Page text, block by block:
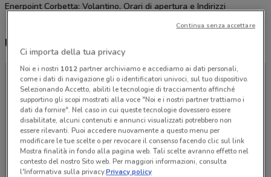
Enerpoint Corbetta: Volantino, Orari di apertura e Indirizzi
Ultime offerte del volantino Enerpoint
Ci importa della tua privacy
Noi e i nostri 1012partner archiviamo e accediamo ai dati personali,
come i dati di navigazione gli o identificatori univoci, sul tuo dispositivo.
Selezionando Accetto, abiliti le tecnologie di tracciamento affinché
supportino gli scopi mostrati alla voce "Noi e i nostri partner trattiamo i
dati da fornire". Nel caso in cui queste tecnologie dovessero essere
disabilitate, alcuni contenuti e annunci visualizzati potrebbero non
essere rilevanti. Puoi accedere nuovamente a questo menu per
modificare le tue scelte o per revocare il consenso facendo clic sul link
Mostra finalità in fondo alla pagina web. Tali scelte avranno effetto nel
contesto del nostro Sito web. Per maggiori informazioni, consulta
l'Informativa sulla privacy.Privacy policy
Continua senza accettare